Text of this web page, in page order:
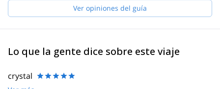
Kalymnos and Telendos from 4 to 9a. I climb 8a on-sight and red-
point up to 8c. I did most of the routes of the island and always
Ver opiniones del guía
Lo que la gente dice sobre este viaje
crystal